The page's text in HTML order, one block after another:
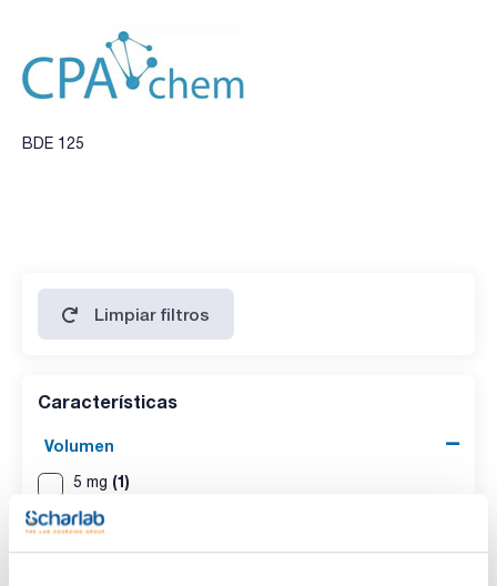
BDE 125
Limpiar filtros
Características
Volumen
5 mg (1)